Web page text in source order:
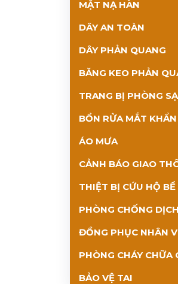
MẶT NẠ HÀN
DÂY AN TOÀN
DÂY PHẢN QUANG
BĂNG KEO PHẢN
TRANG BỊ PHÒNG
BỒN RỬA MẮT
ÁO MƯA
CẢNH BÁO GIAO
THIỆT BỊ CỨU HỘ BỂ
PHÒNG CHỐNG DỊCH
ĐỒNG PHỤC NHÂN
PHÒNG CHÁY CHỮA
BẢO VỆ TAI